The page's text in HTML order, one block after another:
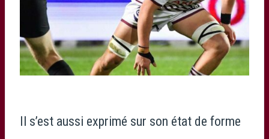
Il s’est aussi exprimé sur son état de forme